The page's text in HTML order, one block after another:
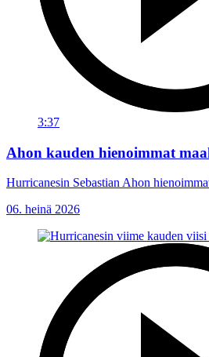
3:37
Ahon kauden hienoimmat
Hurricanesin Sebastian Ahon
06. heinä 2026